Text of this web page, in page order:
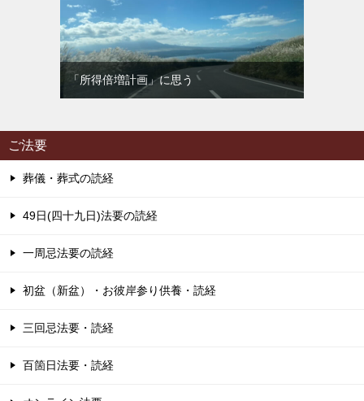
「所得倍増計画」に思う
ご法要
葬儀・葬式の読経
49日(四十九日)法要の読経
一周忌法要の読経
初盆（新盆）・お彼岸参り供養・読経
三回忌法要・読経
百箇日法要・読経